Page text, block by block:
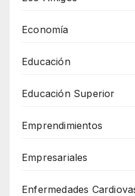
Economía
Educación
Educación Superior
Emprendimientos
Empresariales
Enfermedades